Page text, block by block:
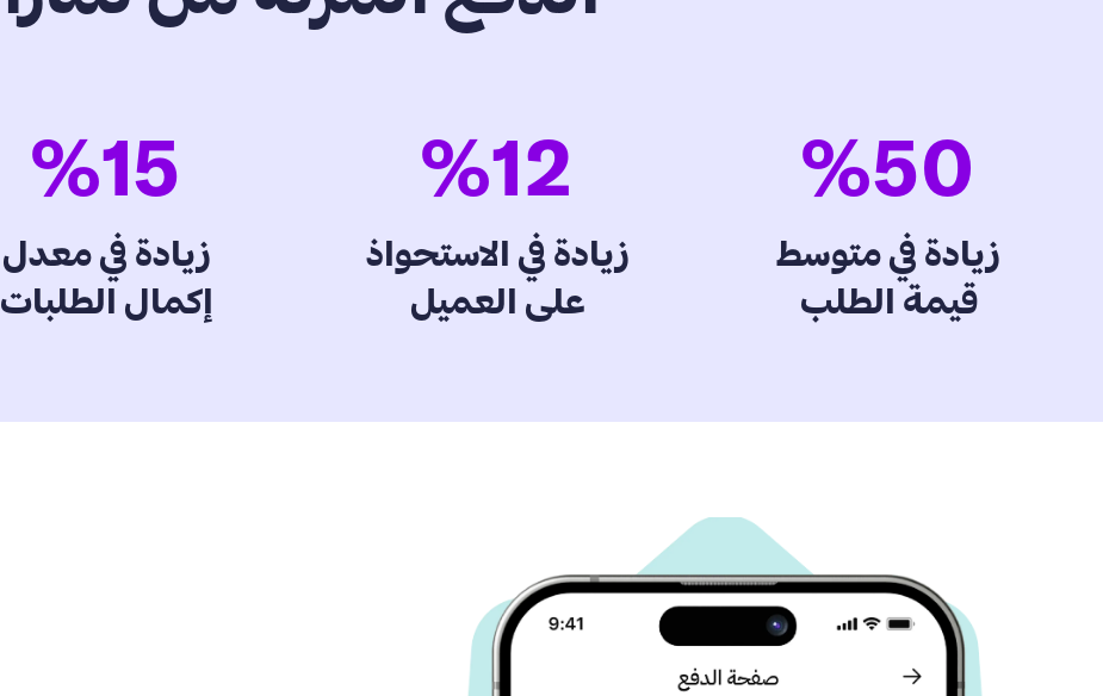
50
%
زيادة في متوسط
قيمة الطلب
12
%
زيادة في الاستحواذ
على العميل
15
%
زيادة في معدل
إكمال الطلبات